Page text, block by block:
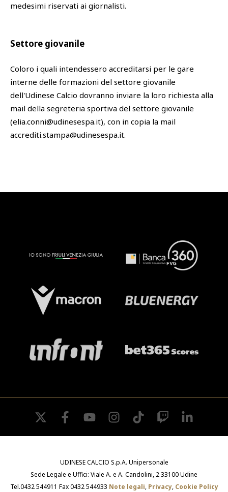
medesimi riservati ai giornalisti.
Settore giovanile
Coloro i quali intendessero accreditarsi per le gare
interne delle formazioni del settore giovanile
dell'Udinese Calcio dovranno inviare la loro richiesta alla
mail della segreteria sportiva del settore giovanile
(elia.conni@udinesespa.it), con in copia la mail
accrediti.stampa@udinesespa.it.
twitter facebookyoutube instagramtiktok twitch
UDINESE CALCIO S.p.A. Unipersonale
Sede Legale e Uffici: Viale A. e A. Candolini, 2 33100 Udine
Tel.0432 544911 Fax 0432 544933 Note legali, Privacy, Cookie Policy